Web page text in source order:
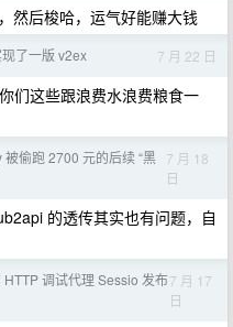
然后梭哈，运气好能赚大钱
了一版 v2ex 7 月 22 日
们这些跟浪费水浪费粮食一
被偷跑 2700 元的后续 “黑 7 月 18
日
的透传其实也有问题，自
HTTP 调试代理 Sessio 发布7 月 17
日